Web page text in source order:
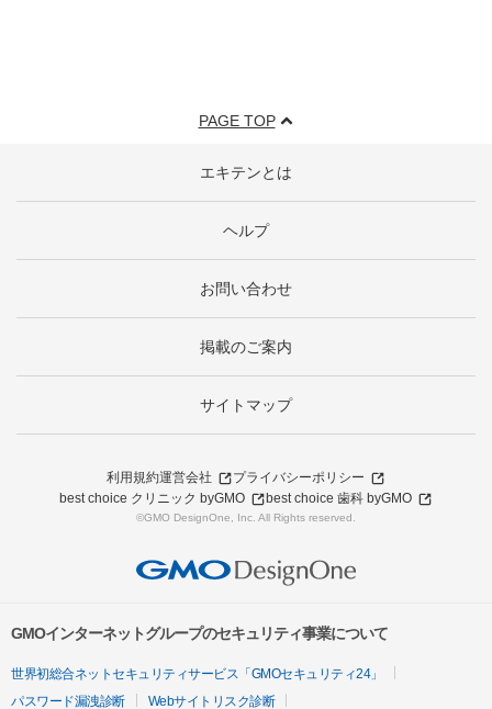
PAGE TOP
エキテンとは
ヘルプ
お問い合わせ
掲載のご案内
サイトマップ
利用規約運営会社
プライバシーポリシー
best choice クリニック byGMO
best choice 歯科 byGMO
©GMO DesignOne, Inc. All Rights reserved.
GMOインターネットグループのセキュリティ事業について
世界初総合ネットセキュリティサービス「GMOセキュリティ24」
パスワード漏洩診断
Webサイトリスク診断